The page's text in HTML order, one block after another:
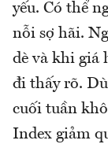
yếu. Có thể
nỗi sợ hãi.
dè và khi giá
đi thấy rõ.
cuối tuần
Index giảm